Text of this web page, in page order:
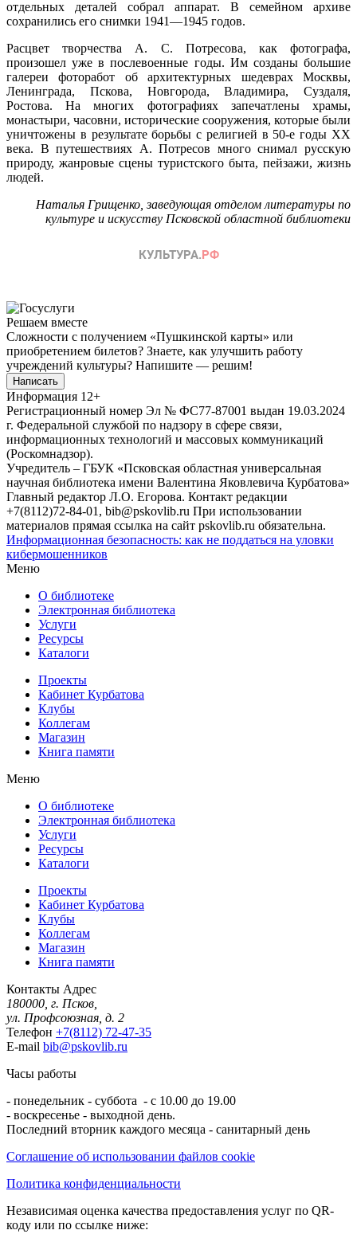
отдельных деталей собрал аппарат. В семейном архиве
сохранились его снимки 1941—1945 годов.
Расцвет творчества А. С. Потресова, как фотографа,
произошел уже в послевоенные годы. Им созданы большие
галереи фоторабот об архитектурных шедеврах Москвы,
Ленинграда, Пскова, Новгорода, Владимира, Суздаля,
Ростова. На многих фотографиях запечатлены храмы,
монастыри, часовни, исторические сооружения, которые были
уничтожены в результате борьбы с религией в 50-е годы XX
века. В путешествиях А. Потресов много снимал русскую
природу, жанровые сцены туристского быта, пейзажи, жизнь
людей.
Наталья Грищенко, заведующая отделом литературы по
культуре и искусству Псковской областной библиотеки
Решаем вместе
Сложности с получением «Пушкинской карты» или
приобретением билетов? Знаете, как улучшить работу
учреждений культуры? Напишите — решим!
Написать
Информация 12+
Регистрационный номер Эл № ФС77-87001 выдан 19.03.2024
г. Федеральной службой по надзору в сфере связи,
информационных технологий и массовых коммуникаций
(Роскомнадзор).
Учредитель – ГБУК «Псковская областная универсальная
научная библиотека имени Валентина Яковлевича Курбатова»
Главный редактор Л.О. Егорова. Контакт редакции
+7(8112)72-84-01, bib@pskovlib.ru При использовании
материалов прямая ссылка на сайт pskovlib.ru обязательна.
Информационная безопасность: как не поддаться на уловки
кибермошенников
Меню
О библиотеке
Электронная библиотека
Услуги
Ресурсы
Каталоги
Проекты
Кабинет Курбатова
Клубы
Коллегам
Магазин
Книга памяти
Меню
О библиотеке
Электронная библиотека
Услуги
Ресурсы
Каталоги
Проекты
Кабинет Курбатова
Клубы
Коллегам
Магазин
Книга памяти
Контакты Адрес
180000, г. Псков,
ул. Профсоюзная, д. 2
Телефон +7(8112) 72-47-35
E-mail bib@pskovlib.ru
Часы работы
- понедельник - суббота - с 10.00 до 19.00
- воскресенье - выходной день.
Последний вторник каждого месяца - санитарный день
Соглашение об использовании файлов cookie
Политика конфиденциальности
Независимая оценка качества предоставления услуг по QR-
коду или по ссылке ниже: